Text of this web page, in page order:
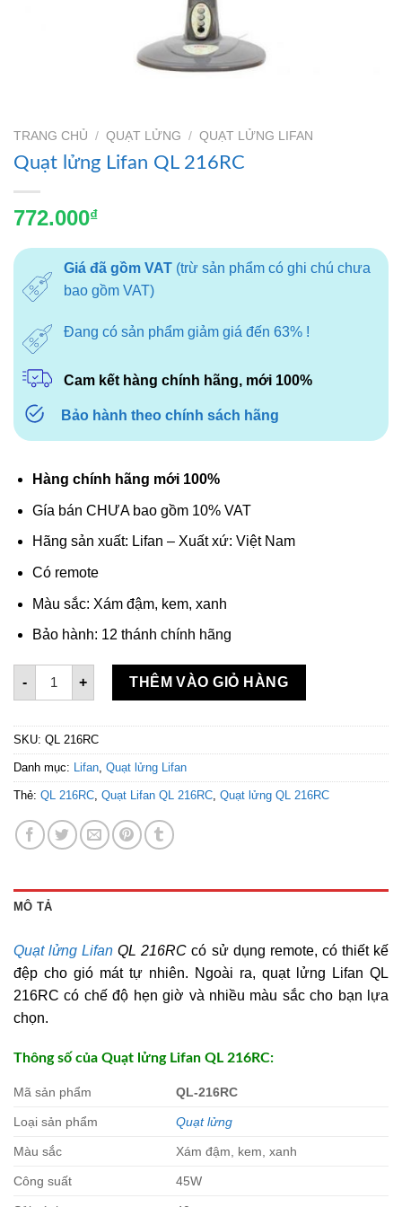
TRANG CHỦ / QUẠT LỬNG / QUẠT LỬNG LIFAN
Quạt lửng Lifan QL 216RC
772.000₫
Giá đã gồm VAT(trừ sản phẩm có ghi chú chưa
bao gồm VAT)
Đang có sản phẩm giảm giá đến 63% !
Cam kết hàng chính hãng, mới 100%
Bảo hành theo chính sách hãng
Hàng chính hãng mới 100%
Gía bán CHƯA bao gồm 10% VAT
Hãng sản xuất: Lifan – Xuất xứ: Việt Nam
Có remote
Màu sắc: Xám đậm, kem, xanh
Bảo hành: 12 thánh chính hãng
-
Quạt lửng Lifan QL 216RC số lượng
+ THÊM VÀO GIỎ HÀNG
SKU: QL 216RC
Danh mục: Lifan Quạt lửng Lifan
Thẻ: QL 216RC Quạt Lifan QL 216RC Quạt lửng QL 216RC
MÔ TẢ
Quạt lửng Lifan QL 216RC có sử dụng remote, có thiết kế
đệp cho gió mát tự nhiên. Ngoài ra, quạt lửng Lifan QL
216RC có chế độ hẹn giờ và nhiều màu sắc cho bạn lựa
chọn.
Thông số của Quạt lửng Lifan QL 216RC:
Mã sản phẩm QL-216RC
Loại sản phẩm Quạt lửng
Màu sắc Xám đậm, kem, xanh
Công suất 45W